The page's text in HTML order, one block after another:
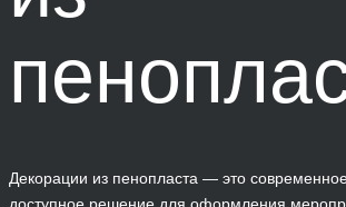
Декорации из пенопласта — это